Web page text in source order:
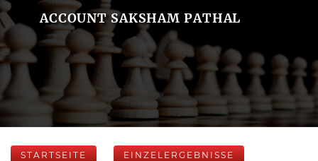
ACCOUNT SAKSHAM PATHAL
STARTSEITE EINZELERGEBNISSE